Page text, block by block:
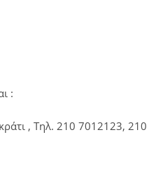
:
, Τηλ. 210 7012123, 210